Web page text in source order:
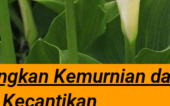
Kemurnian
Kecantikan